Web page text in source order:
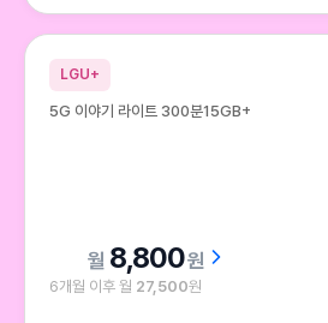
LGU+
5G 이야기 라이트 300분15GB+
8,800원
6개월 이후 월 27,500원